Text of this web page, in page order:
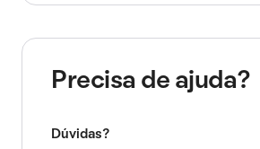
Precisa de ajuda?
Dúvidas?